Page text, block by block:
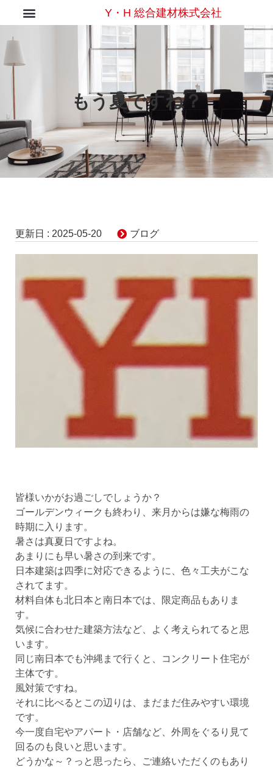
Y・H 総合建材株式会社
もう夏ですね？
更新日 : 2025-05-20 ブログ
皆様いかがお過ごしでしょうか？
ゴールデンウィークも終わり、来月からは嫌な梅雨の
時期に入ります。
暑さは真夏日ですよね。
あまりにも早い暑さの到来です。
日本建築は四季に対応できるように、色々工夫がこな
されてます。
材料自体も北日本と南日本では、限定商品もありま
す。
気候に合わせた建築方法など、よく考えられてると思
います。
同じ南日本でも沖縄まで行くと、コンクリート住宅が
主体です。
風対策ですね。
それに比べるとこの辺りは、まだまだ住みやすい環境
です。
今一度自宅やアパート・店舗など、外周をぐるり見て
回るのも良いと思います。
どうかな～？っと思ったら、ご連絡いただくのもあり